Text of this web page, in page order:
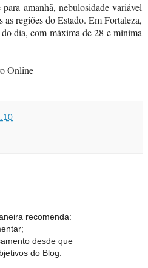
amanhã, nebulosidade variável
as regiões do Estado. Em Fortaleza,
dia, com máxima de 28 e mínima
Online
recomenda:
desde que
do Blog.